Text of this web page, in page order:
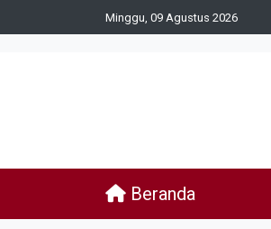
Minggu, 09 Agustus 2026
Beranda